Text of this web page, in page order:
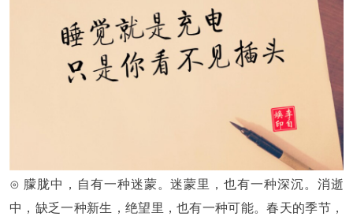
⊙ 朦胧中，自有一种迷蒙。迷蒙里，也有一种深沉。消逝
中，缺乏一种新生，绝望里，也有一种可能。春天的季节，